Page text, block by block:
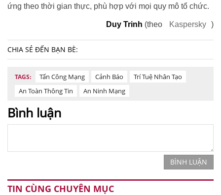
ứng theo thời gian thực, phù hợp với mọi quy mô tổ chức.
Duy Trinh (theo Kaspersky )
CHIA SẺ ĐẾN BẠN BÈ:
TAGS: Tấn Công Mạng Cảnh Báo
Trí Tuệ Nhân Tạo
An Toàn Thông Tin
An Ninh Mạng
Bình luận
BÌNH LUẬN
TIN CÙNG CHUYÊN MỤC